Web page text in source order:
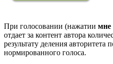
При голосовании (нажатии мне
отдает за контент автора
результату деления авторитета
нормированного голоса.